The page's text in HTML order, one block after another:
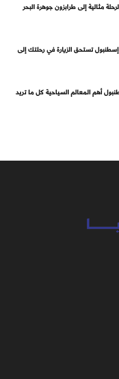
مثالية إلى طرابزون جوهرة البحر
تستحق الزيارة في رحلتك إلى
أهم المعالم السياحية كل ما تريد